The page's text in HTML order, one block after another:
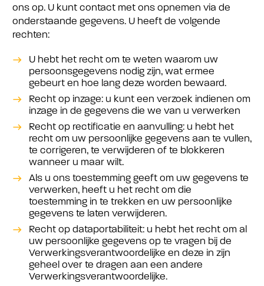
ons op. U kunt contact met ons opnemen via de
onderstaande gegevens. U heeft de volgende
rechten:
U hebt het recht om te weten waarom uw
persoonsgegevens nodig zijn, wat ermee
gebeurt en hoe lang deze worden bewaard.
Recht op inzage: u kunt een verzoek indienen om
inzage in de gegevens die we van u verwerken
Recht op rectificatie en aanvulling: u hebt het
recht om uw persoonlijke gegevens aan te vullen,
te corrigeren, te verwijderen of te blokkeren
wanneer u maar wilt.
Als u ons toestemming geeft om uw gegevens te
verwerken, heeft u het recht om die
toestemming in te trekken en uw persoonlijke
gegevens te laten verwijderen.
Recht op dataportabiliteit: u hebt het recht om al
uw persoonlijke gegevens op te vragen bij de
Verwerkingsverantwoordelijke en deze in zijn
geheel over te dragen aan een andere
Verwerkingsverantwoordelijke.